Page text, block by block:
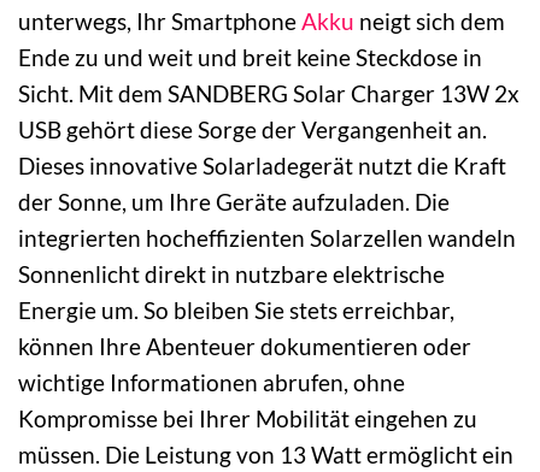
unterwegs, Ihr Smartphone Akku neigt sich dem
Ende zu und weit und breit keine Steckdose in
Sicht. Mit dem SANDBERG Solar Charger 13W 2x
USB gehört diese Sorge der Vergangenheit an.
Dieses innovative Solarladegerät nutzt die Kraft
der Sonne, um Ihre Geräte aufzuladen. Die
integrierten hocheffizienten Solarzellen wandeln
Sonnenlicht direkt in nutzbare elektrische
Energie um. So bleiben Sie stets erreichbar,
können Ihre Abenteuer dokumentieren oder
wichtige Informationen abrufen, ohne
Kompromisse bei Ihrer Mobilität eingehen zu
müssen. Die Leistung von 13 Watt ermöglicht ein